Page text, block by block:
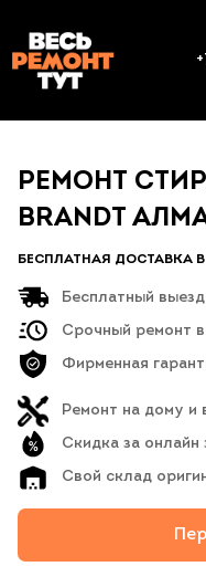
РЕМОНТ
BRANDT
БЕСПЛАТНАЯ ДОСТАВКА
Бесплатный
Срочный ремонт
Фирменная
Ремонт на дому и
Скидка за онлайн
Свой склад